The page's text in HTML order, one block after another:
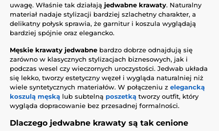
uwagę. Właśnie tak działają jedwabne krawaty. Naturalny
materiał nadaje stylizacji bardziej szlachetny charakter, a
delikatny połysk sprawia, że garnitur i koszula wyglądają
bardziej spójnie oraz elegancko.
Męskie krawaty jedwabne bardzo dobrze odnajdują się
zarówno w klasycznych stylizacjach biznesowych, jak i
podczas wesel czy wieczornych uroczystości. Jedwab układa
się lekko, tworzy estetyczny węzeł i wygląda naturalniej niż
wiele syntetycznych materiałów. W połączeniu z elegancką
koszulą męską lub subtelną poszetką tworzy outfit, który
wygląda dopracowanie bez przesadnej formalności.
Dlaczego jedwabne krawaty są tak cenione